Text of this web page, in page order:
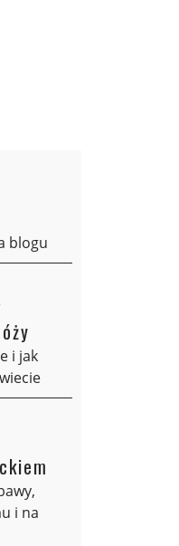
blogu
i jak
i na